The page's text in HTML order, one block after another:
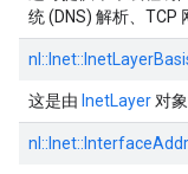
统 (DNS) 解析、TCP
nl:: Inet::
这是由 InetLayer 对
nl:: Inet::